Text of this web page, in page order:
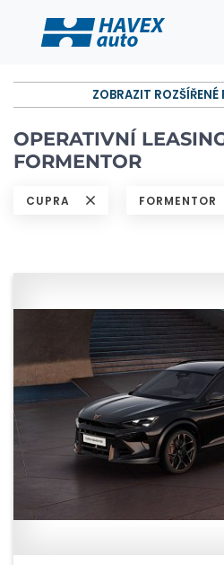
ZOBRAZIT
OPERATIVNÍ
FORMENTOR
CUPRA FORMENTOR